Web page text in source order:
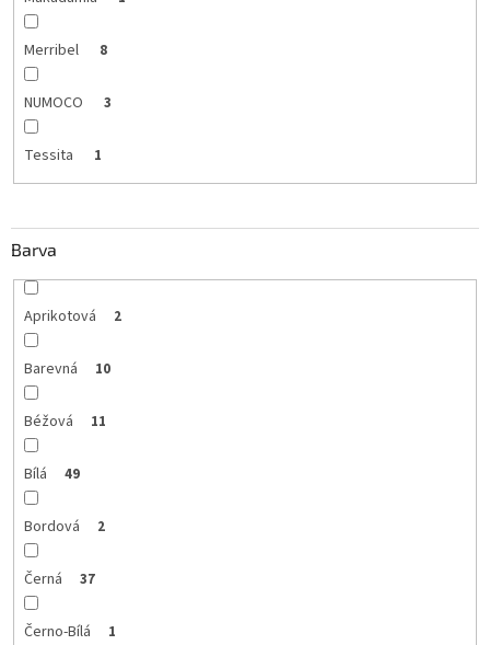
Merribel 8
NUMOCO 3
Tessita 1
Barva
Aprikotová 2
Barevná 10
Béžová 11
Bílá 49
Bordová 2
Černá 37
Černo-Bílá 1